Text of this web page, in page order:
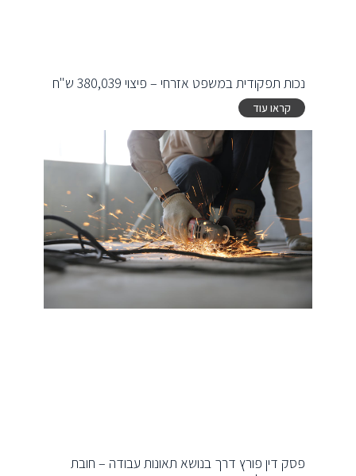
נכות תפקודית במשפט אזרחי – פיצוי 380,039 ש"ח
קראו עוד
פסק דין פורץ דרך בנושא תאונות עבודה – חובת